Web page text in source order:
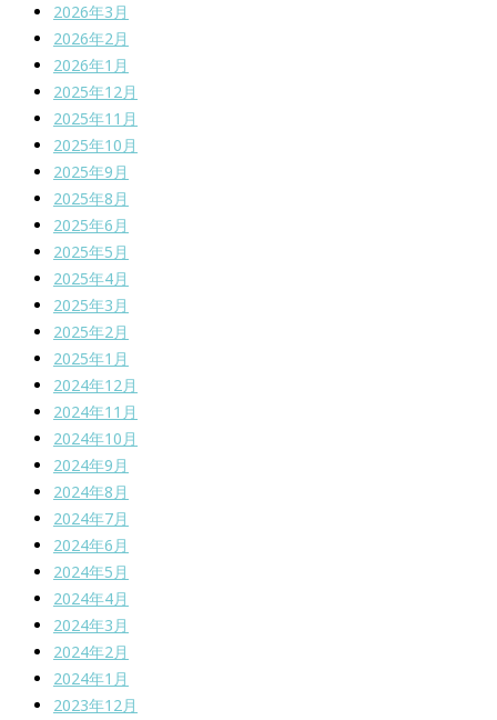
2026年3月
2026年2月
2026年1月
2025年12月
2025年11月
2025年10月
2025年9月
2025年8月
2025年6月
2025年5月
2025年4月
2025年3月
2025年2月
2025年1月
2024年12月
2024年11月
2024年10月
2024年9月
2024年8月
2024年7月
2024年6月
2024年5月
2024年4月
2024年3月
2024年2月
2024年1月
2023年12月